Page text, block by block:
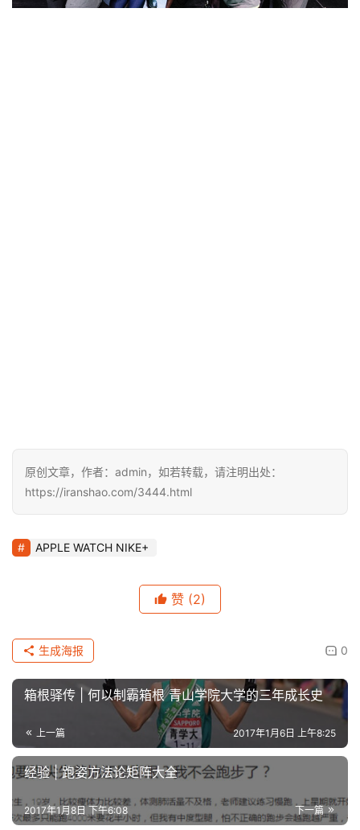
原创文章，作者：admin，如若转载，请注明出处：
https://iranshao.com/3444.html
APPLE WATCH NIKE+
赞 (2)
0
生成海报
箱根驿传 | 何以制霸箱根 青山学院大学的三年成长史
上一篇 2017年1月6日 上午8:25
经验 | 跑姿方法论矩阵大全
下一篇
2017年1月8日 下午6:08